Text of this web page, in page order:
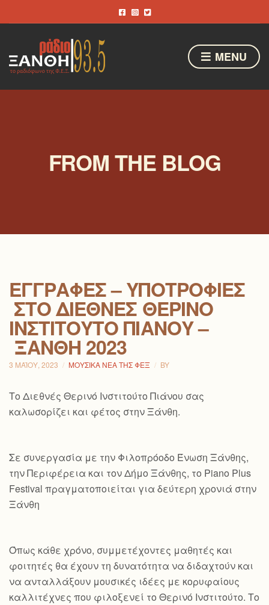
MENU
FROM THE BLOG
ΕΓΓΡΑΦΈΣ – ΥΠΟΤΡΟΦΊΕΣ
ΣΤΟ ΔΙΕΘΝΈΣ ΘΕΡΙΝΌ
ΙΝΣΤΙΤΟΎΤΟ ΠΙΆΝΟΥ –
ΞΆΝΘΗ 2023
3 ΜΑΪ́ΟΥ, 2023 ΜΟΥΣΙΚΆ ΝΈΑ ΤΗΣ ΦΕΞ BY
Το Διεθνές Θερινό Ινστιτούτο Πιάνου σας
καλωσορίζει και φέτος στην Ξάνθη.
Σε συνεργασία με την Φιλοπρόοδο Ένωση Ξάνθης,
την Περιφέρεια και τον Δήμο Ξάνθης, το Piano Plus
Festival πραγματοποιείται για δεύτερη χρονιά στην
Ξάνθη
Όπως κάθε χρόνο, συμμετέχοντες μαθητές και
φοιτητές θα έχουν τη δυνατότητα να διδαχτούν και
να ανταλλάξουν μουσικές ιδέες με κορυφαίους
καλλιτέχνες που φιλοξενεί το Θερινό Ινστιτούτο. Το